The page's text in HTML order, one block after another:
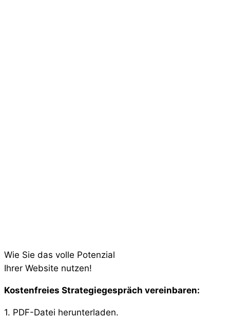
Wie Sie das volle Potenzial
Ihrer Website nutzen!
Kostenfreies Strategiegespräch vereinbaren:​
1. PDF-Datei herunterladen.